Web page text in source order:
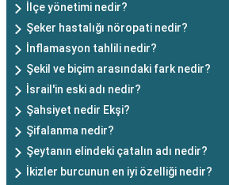
İlçe yönetimi nedir?
Şeker hastalığı nöropati nedir?
İnflamasyon tahlili nedir?
Şekil ve biçim arasındaki fark nedir?
İsrail'in eski adı nedir?
Şahsiyet nedir Ekşi?
Şifalanma nedir?
Şeytanın elindeki çatalın adı nedir?
İkizler burcunun en iyi özelliği nedir?